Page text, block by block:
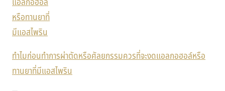
ทำไมก่อนทำการผ่าตัดหรือศัลยกรรมควรที่จะงดแอลกอฮอล์หรือ
ทานยาที่มีแอสไพริน